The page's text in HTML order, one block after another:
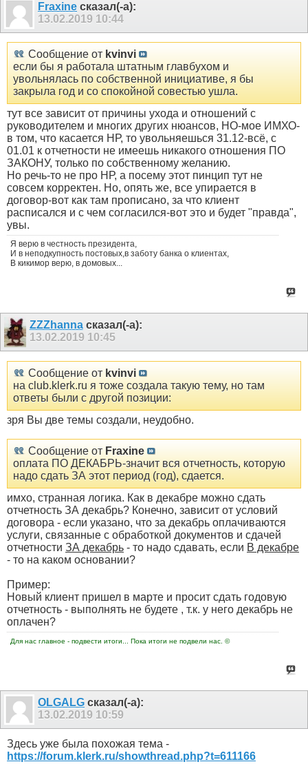
Fraxine сказал(-а):
13.02.2019 10:44
Сообщение от kvinvi
если бы я работала штатным главбухом и
увольнялась по собственной инициативе, я бы
закрыла год и со спокойной совестью ушла.
тут все зависит от причины ухода и отношений с
руководителем и многих других нюансов, НО-мое ИМХО-
в том, что касается НР, то увольняешься 31.12-всё, с
01.01 к отчетности не имеешь никакого отношения ПО
ЗАКОНУ, только по собственному желанию.
Но речь-то не про НР, а посему этот пинцип тут не
совсем корректен. Но, опять же, все упирается в
договор-вот как там прописано, за что клиент
расписался и с чем согласился-вот это и будет "правда",
увы.
Я верю в честность президента,
И в неподкупность постовых,в заботу банка о клиентах,
В кикимор верю, в домовых...
ZZZhannaсказал(-а):
13.02.2019 10:45
Сообщение от kvinvi
на club.klerk.ru я тоже создала такую тему, но там
ответы были с другой позиции:
зря Вы две темы создали, неудобно.
Сообщение от Fraxine
оплата ПО ДЕКАБРЬ-значит вся отчетность, которую
надо сдать ЗА этот период (год), сдается.
имхо, странная логика. Как в декабре можно сдать
отчетность ЗА декабрь? Конечно, зависит от условий
договора - если указано, что за декабрь оплачиваются
услуги, связанные с обработкой документов и сдачей
отчетности ЗА декабрь - то надо сдавать, если В декабре
- то на каком основании?
Пример:
Новый клиент пришел в марте и просит сдать годовую
отчетность - выполнять не будете , т.к. у него декабрь не
оплачен?
Для нас главное - подвести итоги... Пока итоги не подвели нас. ©
OLGALG сказал(-а):
13.02.2019 10:59
Здесь уже была похожая тема -
https://forum.klerk.ru/showthread.php?t=611166